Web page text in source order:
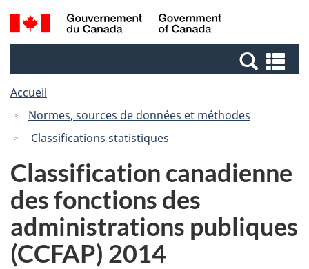
Passer
au
Passer
à
Canada
Recherche
et
et
Accueil
Normes, sources de données et méthodes
Classifications statistiques
Classification canadienne
des fonctions des
administrations publiques
(CCFAP) 2014